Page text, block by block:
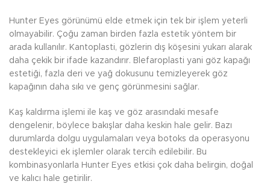
Hunter Eyes görünümü elde etmek için tek bir işlem yeterli
olmayabilir. Çoğu zaman birden fazla estetik yöntem bir
arada kullanılır. Kantoplasti, gözlerin dış köşesini yukarı alarak
daha çekik bir ifade kazandırır. Blefaroplasti yani göz kapağı
estetiği, fazla deri ve yağ dokusunu temizleyerek göz
kapağının daha sıkı ve genç görünmesini sağlar.
Kaş kaldırma işlemi ile kaş ve göz arasındaki mesafe
dengelenir, böylece bakışlar daha keskin hale gelir. Bazı
durumlarda dolgu uygulamaları veya botoks da operasyonu
destekleyici ek işlemler olarak tercih edilebilir. Bu
kombinasyonlarla Hunter Eyes etkisi çok daha belirgin, doğal
ve kalıcı hale getirilir.